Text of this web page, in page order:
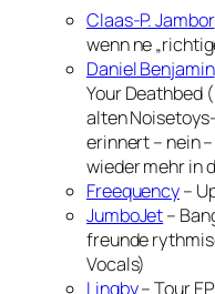
Claas-P. Jambor
wenn ne
Daniel Benjamin
Your Deathbed
alten
erinnert – nein
wieder mehr in
Freequency–
JumboJet–
freunde
Vocals)
Lingby– Tour